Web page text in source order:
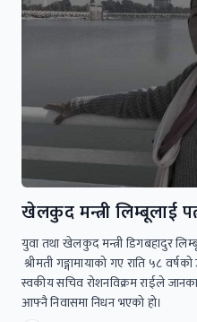
खेलकुद मन्त्री लिम्बूलाई
युवा तथा खेलकुद मन्त्री डिगबहादुर
श्रीमती गङ्गामायाको गए राति ५८
स्वकीय सचिव रोशनविक्रम राईले
आफ्नै निवासमा निधन भएको हो।